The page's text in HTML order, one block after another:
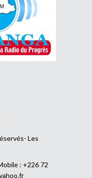
Les
: +226 72